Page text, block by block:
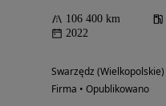
106 400 km
2022
Swarzędz (Wielkopolskie)
Firma • Opublikowano